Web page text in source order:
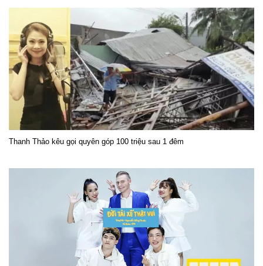
Thanh Thảo kêu gọi quyên góp 100 triệu sau 1 đêm